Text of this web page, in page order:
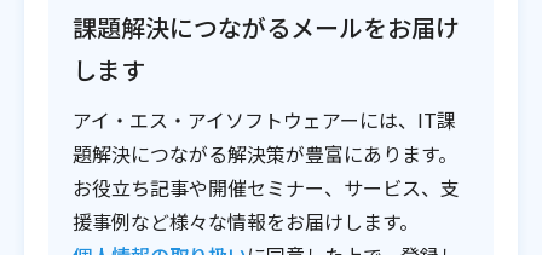
課題解決につながるメールをお届け
します
アイ・エス・アイソフトウェアーには、IT課
題解決につながる解決策が豊富にあります。
お役立ち記事や開催セミナー、サービス、支
援事例など様々な情報をお届けします。